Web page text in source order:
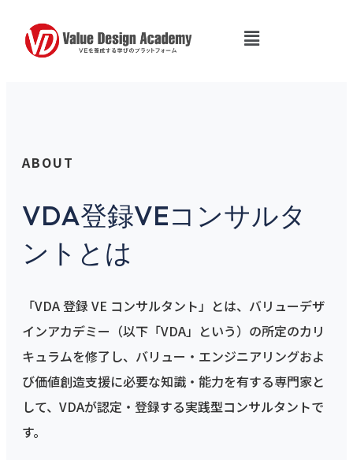
ABOUT
VDA登録VEコンサルタ
ントとは
「VDA 登録 VE コンサルタント」とは、バリューデザ
インアカデミー（以下「VDA」という）の所定のカリ
キュラムを修了し、バリュー・エンジニアリングおよ
び価値創造支援に必要な知識・能力を有する専門家と
して、VDAが認定・登録する実践型コンサルタントで
す。